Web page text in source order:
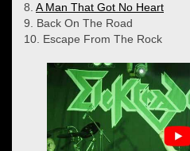
8. A Man That Got No Heart
9. Back On The Road
10. Escape From The Rock